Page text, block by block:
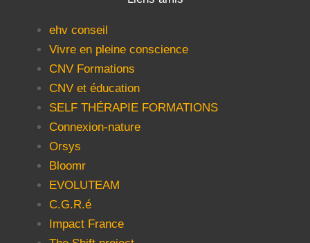
ehv conseil
Vivre en pleine conscience
CNV Formations
CNV et éducation
SELF THÉRAPIE FORMATIONS
Connexion-nature
Orsys
Bloomr
EVOLUTEAM
C.G.R.é
Impact France